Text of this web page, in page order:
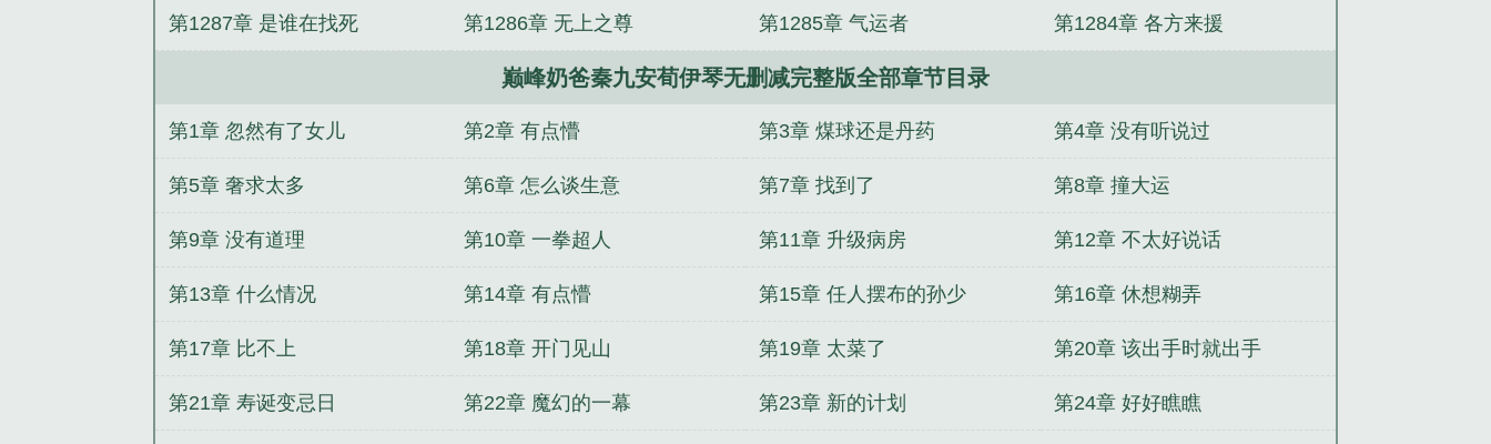
第1287章 是谁在找死 第1286章 无上之尊 第1285章 气运者 第1284章 各方来援
巅峰奶爸秦九安荀伊琴无删减完整版全部章节目录
第1章 忽然有了女儿 第2章 有点懵 第3章 煤球还是丹药 第4章 没有听说过
第5章 奢求太多 第6章 怎么谈生意 第7章 找到了 第8章 撞大运
第9章 没有道理 第10章 一拳超人 第11章 升级病房 第12章 不太好说话
第13章 什么情况 第14章 有点懵 第15章 任人摆布的孙少 第16章 休想糊弄
第17章 比不上 第18章 开门见山 第19章 太菜了 第20章 该出手时就出手
第21章 寿诞变忌日 第22章 魔幻的一幕 第23章 新的计划 第24章 好好瞧瞧